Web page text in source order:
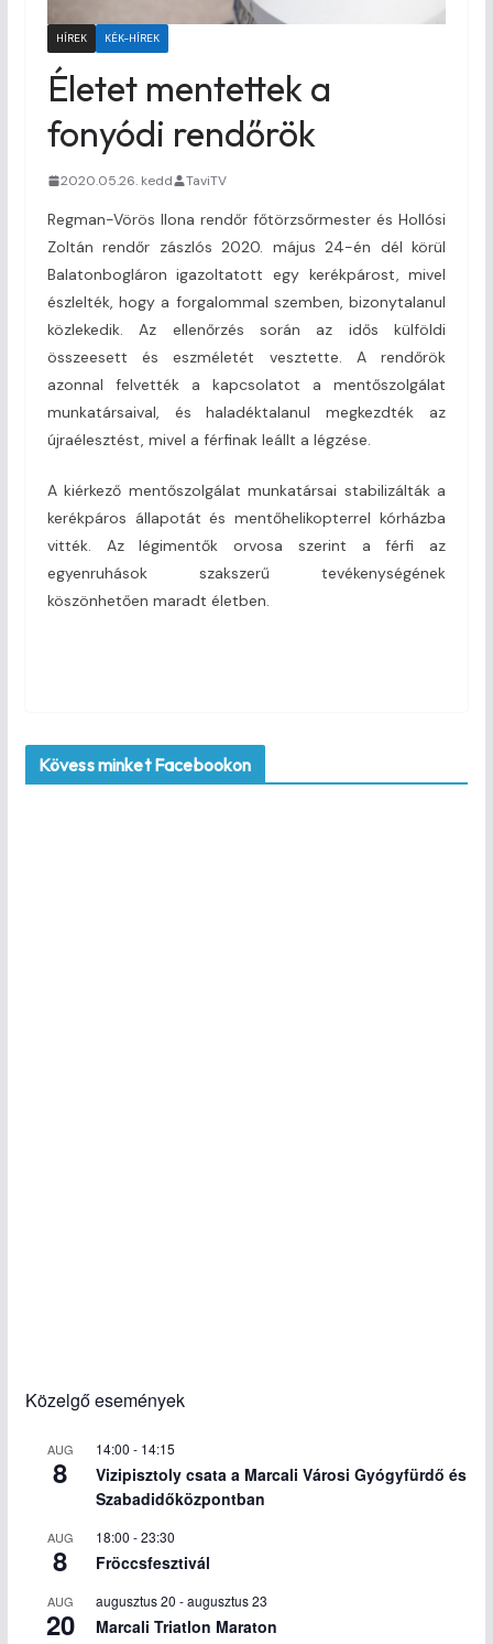
HÍREK KÉK-HÍREK
Életet mentettek a
fonyódi rendőrök
2020.05.26. kedd TaviTV
Regman-Vörös Ilona rendőr főtörzsőrmester és Hollósi
Zoltán rendőr zászlós 2020. május 24-én dél körül
Balatonbogláron igazoltatott egy kerékpárost, mivel
észlelték, hogy a forgalommal szemben, bizonytalanul
közlekedik. Az ellenőrzés során az idős külföldi
összeesett és eszméletét vesztette. A rendőrök
azonnal felvették a kapcsolatot a mentőszolgálat
munkatársaival, és haladéktalanul megkezdték az
újraélesztést, mivel a férfinak leállt a légzése.
A kiérkező mentőszolgálat munkatársai stabilizálták a
kerékpáros állapotát és mentőhelikopterrel kórházba
vitték. Az légimentők orvosa szerint a férfi az
egyenruhások szakszerű tevékenységének
köszönhetően maradt életben.
Kövess minket Facebookon
Közelgő események
AUG
8
14:00 - 14:15
Vizipisztoly csata a Marcali Városi Gyógyfürdő és
Szabadidőközpontban
AUG
8
18:00 -23:30
Fröccsfesztivál
AUG
20
augusztus 20 -augusztus 23
Marcali Triatlon Maraton